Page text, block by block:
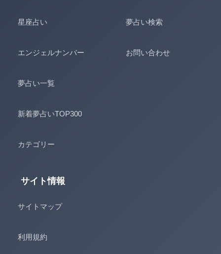
星座占い
エンジェルナンバー
夢占い一覧
新着夢占いTOP300
カテゴリー
夢占い検索
お問い合わせ
サイト情報
サイトマップ
利用規約